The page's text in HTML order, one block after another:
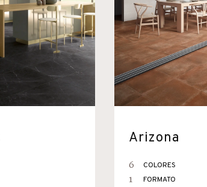
Arizona
6 COLORES
1 FORMATO